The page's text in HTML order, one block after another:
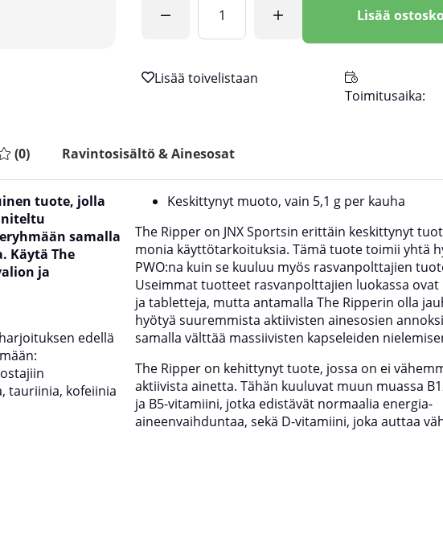
Lisää
Toimitusaika:
(0) Ravintosisältö & Ainesosat
tuote, jolla
samalla
Käytä The
ja
edellä
tauriinia, kofeiinia
Keskittynyt muoto, vain 5,1 g per kauha
The Ripper on JNX Sportsin erittäin keskittynyt
monia käyttötarkoituksia. Tämä tuote toimii yhtä
PWO:na kuin se kuuluu myös rasvanpolttajien
Useimmat tuotteet rasvanpolttajien luokassa ovat
ja tabletteja, mutta antamalla The Ripperin olla
hyötyä suuremmista aktiivisten ainesosien
samalla välttää massiivisten kapseleiden
The Ripper on kehittynyt tuote, jossa on ei
aktiivista ainetta. Tähän kuuluvat muun muassa
ja B5-vitamiini, jotka edistävät normaalia energia-
aineenvaihduntaa, sekä D-vitamiini, joka auttaa